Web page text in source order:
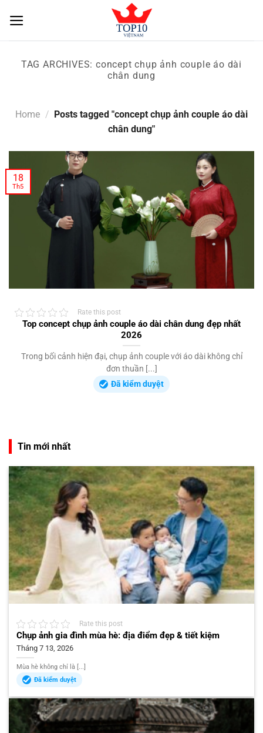
TAG ARCHIVES:concept chụp ảnh couple áo dài
chân dung
Home / Posts tagged "concept chụp ảnh couple áo dài
chân dung"
Rate this post
Top concept chụp ảnh couple áo dài chân dung đẹp nhất
2026
Trong bối cảnh hiện đại, chụp ảnh couple với áo dài không chỉ
đơn thuần [...]
Đã kiểm duyệt
18
Th5
Tin mới nhất
Rate this post
Chụp ảnh gia đình mùa hè: địa điểm đẹp & tiết kiệm
Tháng 7 13, 2026
Mùa hè không chỉ là [...]
Đã kiểm duyệt